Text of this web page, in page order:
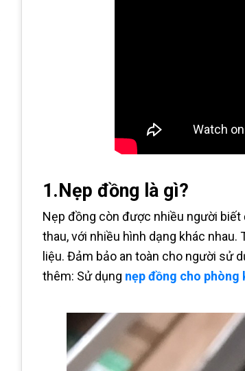
1.Nẹp đồng là gì?
Nẹp đồng còn được nhiều người
thau, với nhiều hình dạng khác
liệu. Đảm bảo an toàn cho người sử
thêm: Sử dụng nẹp đồng cho phòng